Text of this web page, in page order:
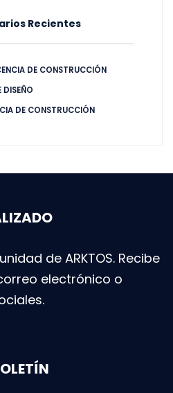
Recientes
DE CONSTRUCCIÓN
DISEÑO
DE CONSTRUCCIÓN
de ARKTOS. Recibe
electrónico o